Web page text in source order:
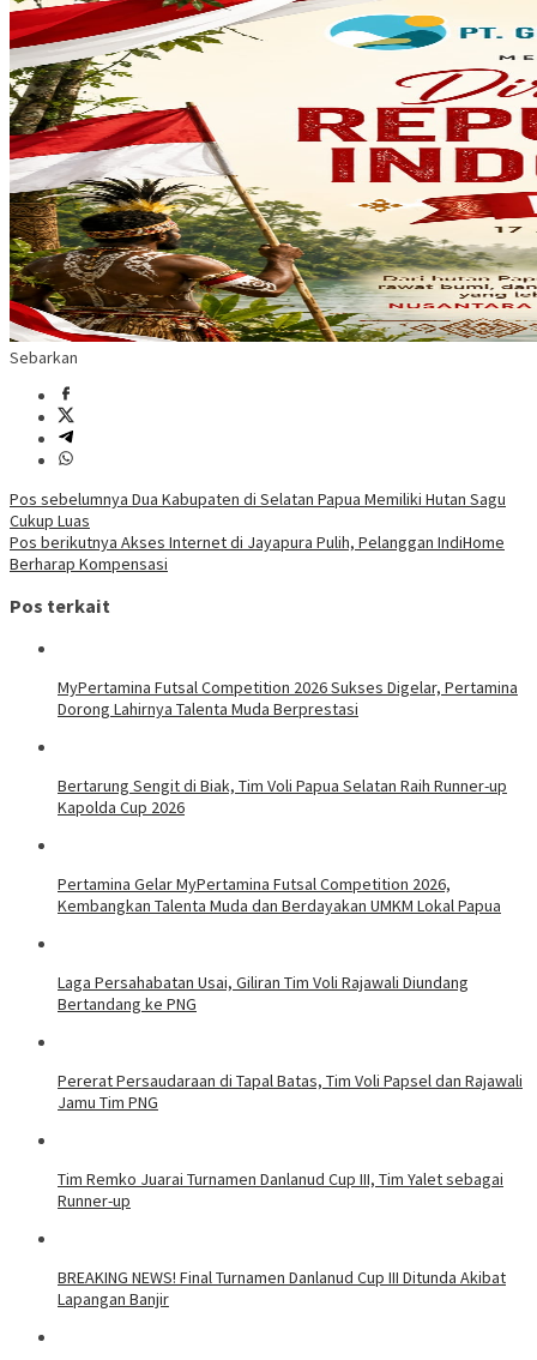
Sebarkan
Navigasi
pos
Pos sebelumnya Dua Kabupaten di Selatan Papua Memiliki Hutan Sagu
Cukup Luas
Pos berikutnya Akses Internet di Jayapura Pulih, Pelanggan IndiHome
Berharap Kompensasi
Pos terkait
MyPertamina Futsal Competition 2026 Sukses Digelar, Pertamina
Dorong Lahirnya Talenta Muda Berprestasi
​Bertarung Sengit di Biak, Tim Voli Papua Selatan Raih Runner-up
Kapolda Cup 2026
Pertamina Gelar MyPertamina Futsal Competition 2026,
Kembangkan Talenta Muda dan Berdayakan UMKM Lokal Papua
Laga Persahabatan Usai, Giliran Tim Voli Rajawali Diundang
Bertandang ke PNG
Pererat Persaudaraan di Tapal Batas, Tim Voli Papsel dan Rajawali
Jamu Tim PNG
Tim Remko Juarai Turnamen Danlanud Cup III, Tim Yalet sebagai
Runner-up
BREAKING NEWS! Final Turnamen Danlanud Cup III Ditunda Akibat
Lapangan Banjir